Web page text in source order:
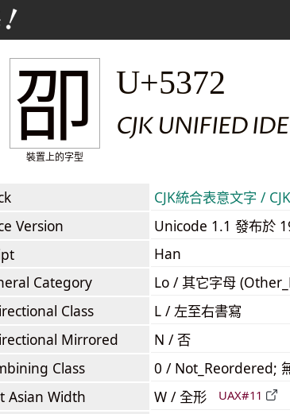
卲
裝置上的字型
U+5372
CJK UNIFIED
CJK統合表意文字 /
Version
Unicode 1.1 發布於
Han
Category
Lo / 其它字母
Class
L / 左至右書寫
Mirrored
N / 否
Class
0 / Not_Reordered;
Asian Width W / 全形 UAX#11